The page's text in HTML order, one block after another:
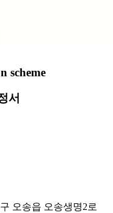
scheme
서
오송읍 오송생명2로